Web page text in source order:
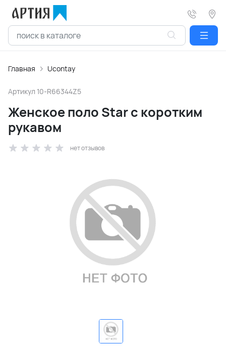
Главная Ucontay
Артикул 10-R66344Z5
Женское поло Star с коротким
рукавом
нет отзывов